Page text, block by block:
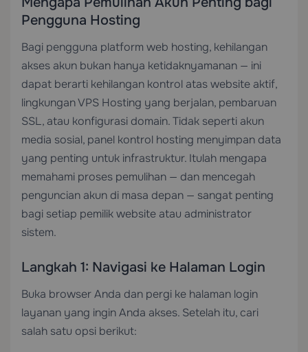
Pengguna Hosting
Bagi pengguna platform web hosting, kehilangan
akses akun bukan hanya ketidaknyamanan — ini
dapat berarti kehilangan kontrol atas website aktif,
lingkunganVPS Hosting yang berjalan, pembaruan
SSL, atau konfigurasi domain. Tidak seperti akun
media sosial, panel kontrol hosting menyimpan data
yang penting untuk infrastruktur. Itulah mengapa
memahami proses pemulihan — dan mencegah
penguncian akun di masa depan — sangat penting
bagi setiap pemilik website atau administrator
sistem.
Langkah 1: Navigasi ke Halaman Login
Buka browser Anda dan pergi ke halaman login
layanan yang ingin Anda akses. Setelah itu, cari
salah satu opsi berikut: